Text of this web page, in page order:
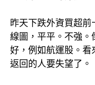
昨天下跌外資買超
線圖，平平。不強。
好，例如航運股。看
返回的人要失望了。